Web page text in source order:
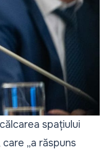
spațiului
„a răspuns